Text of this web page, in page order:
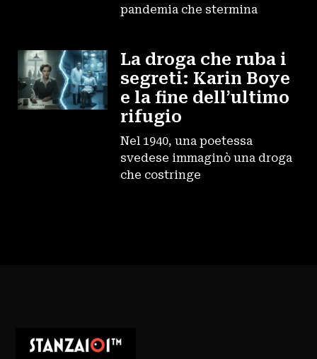
pandemia che stermina
La droga che ruba i
segreti: Karin Boye
e la fine dell’ultimo
rifugio
Nel 1940, una poetessa
svedese immaginò una droga
che costringe